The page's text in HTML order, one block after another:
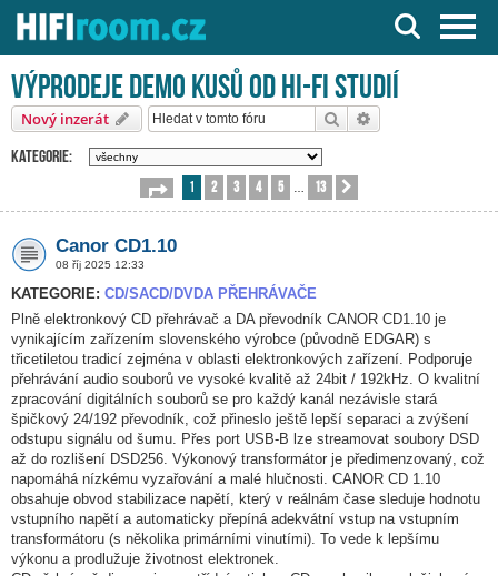
Server o Hi-Fi a AV technice
Výprodeje demo kusů od HI-FI studií
Nový inzerát Hledat
Kategorie:
Stránka 1z 13
1 2 3 4 5 13
Canor CD1.10
08 říj 2025 12:33
KATEGORIE: CD/SACD/DVDA PŘEHRÁVAČE
Plně elektronkový CD přehrávač a DA převodník CANOR CD1.10 je
vynikajícím zařízením slovenského výrobce (původně EDGAR) s
třicetiletou tradicí zejména v oblasti elektronkových zařízení. Podporuje
přehrávání audio souborů ve vysoké kvalitě až 24bit / 192kHz. O kvalitní
zpracování digitálních souborů se pro každý kanál nezávisle stará
špičkový 24/192 převodník, což přineslo ještě lepší separaci a zvýšení
odstupu signálu od šumu. Přes port USB-B lze streamovat soubory DSD
až do rozlišení DSD256. Výkonový transformátor je předimenzovaný, což
napomáhá nízkému vyzařování a malé hlučnosti. CANOR CD 1.10
obsahuje obvod stabilizace napětí, který v reálnám čase sleduje hodnotu
vstupního napětí a automaticky přepíná adekvátní vstup na vstupním
transformátoru (s několika primárními vinutími). To vede k lepšímu
výkonu a prodlužuje životnost elektronek.